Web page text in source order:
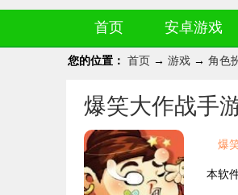
首页 安卓游戏
您的位置： 首页 → 游戏 → 角色
爆笑大作战手
爆
本软